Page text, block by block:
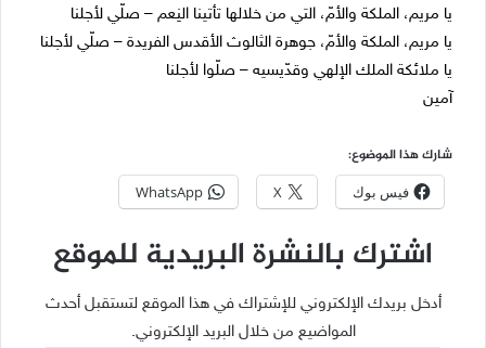
يا مريم، الملكة والأمّ، التي من خلالها تأتينا النِعم – صلّي لأجلنا
يا مريم، الملكة والأمّ، جوهرة الثالوث الأقدس الفريدة – صلّي لأجلنا
يا ملائكة الملك الإلهي وقدّيسيه – صلّوا لأجلنا
آمين
شارك هذا الموضوع:
فيس بوك X
WhatsApp
اشترك بالنشرة البريدية للموقع
أدخل بريدك الإلكتروني للإشتراك في هذا الموقع لتستقبل أحدث
المواضيع من خلال البريد الإلكتروني.